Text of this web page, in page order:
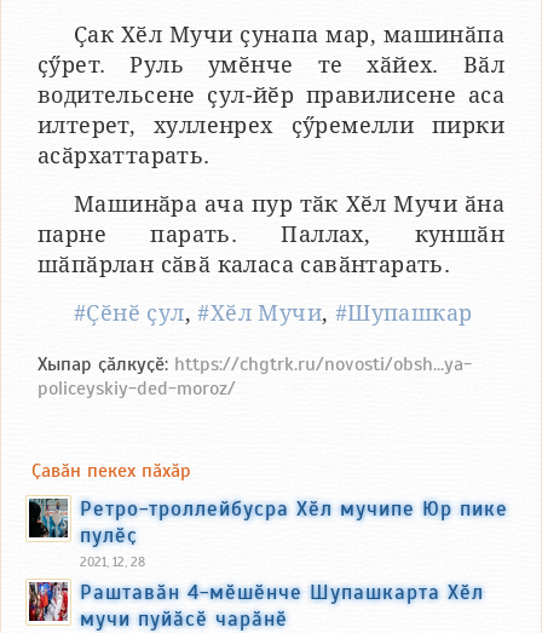
Ҫак Хӗл Мучи ҫунапа мар, машинӑпа
ҫӳрет. Руль умӗнче те хӑйех. Вӑл
водительсене ҫул-йӗр правилисене аса
илтерет, хулленрех ҫӳремелли пирки
асӑрхаттарать.
Машинӑра ача пур тӑк Хӗл Мучи ӑна
парне парать. Паллах, куншӑн
шӑпӑрлан сӑвӑ каласа савӑнтарать.
#Ҫӗнӗ ҫул,#Хӗл Мучи, #Шупашкар
Хыпар ҫӑлкуҫӗ: https://chgtrk.ru/novosti/obsh...ya-
policeyskiy-ded-moroz/
Ҫавӑн пекех пӑхӑр
Ретро-троллейбусра Хӗл мучипе Юр пике
пулӗҫ
2021, 12, 28
Раштавӑн 4-мӗшӗнче Шупашкарта Хӗл
мучи пуйӑсӗ чарӑнӗ